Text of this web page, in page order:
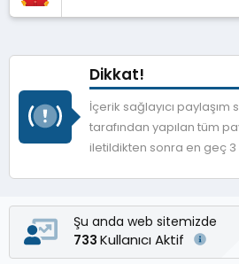
Dikkat!
İçerik sağlayıcı
tarafından yapılan tüm
iletildikten sonra en geç
Şu anda web sitemizde
733 Kullanıcı Aktif